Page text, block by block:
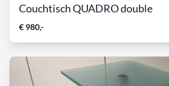
Couchtisch QUADRO double
€ 980,-